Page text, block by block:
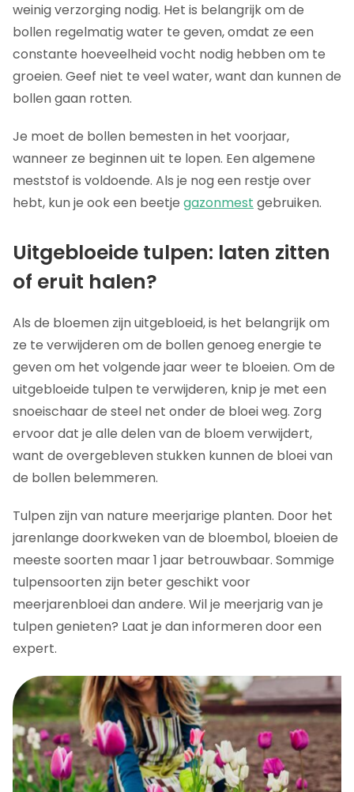
weinig verzorging nodig. Het is belangrijk om de
bollen regelmatig water te geven, omdat ze een
constante hoeveelheid vocht nodig hebben om te
groeien. Geef niet te veel water, want dan kunnen de
bollen gaan rotten.
Je moet de bollen bemesten in het voorjaar,
wanneer ze beginnen uit te lopen. Een algemene
meststof is voldoende. Als je nog een restje over
hebt, kun je ook een beetje gazonmest gebruiken.
Uitgebloeide tulpen: laten zitten
of eruit halen?
Als de bloemen zijn uitgebloeid, is het belangrijk om
ze te verwijderen om de bollen genoeg energie te
geven om het volgende jaar weer te bloeien. Om de
uitgebloeide tulpen te verwijderen, knip je met een
snoeischaar de steel net onder de bloei weg. Zorg
ervoor dat je alle delen van de bloem verwijdert,
want de overgebleven stukken kunnen de bloei van
de bollen belemmeren.
Tulpen zijn van nature meerjarige planten. Door het
jarenlange doorkweken van de bloembol, bloeien de
meeste soorten maar 1 jaar betrouwbaar. Sommige
tulpensoorten zijn beter geschikt voor
meerjarenbloei dan andere. Wil je meerjarig van je
tulpen genieten? Laat je dan informeren door een
expert.